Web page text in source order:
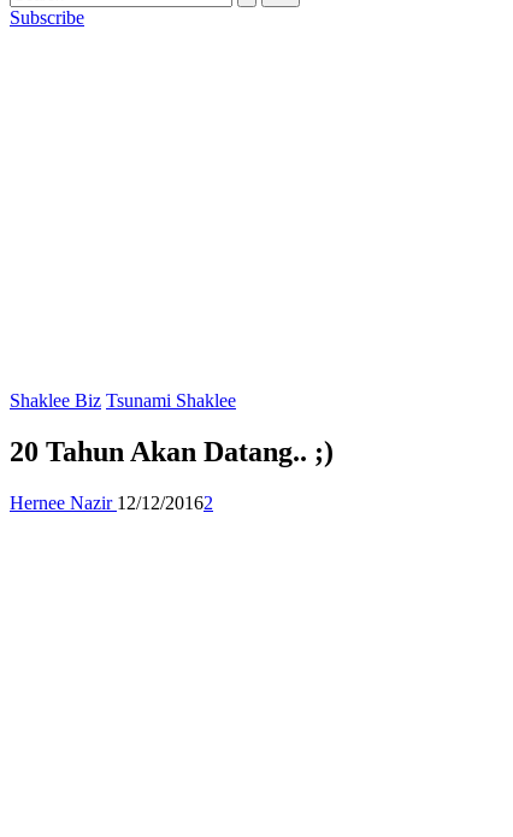
Subscribe
Posted
Shaklee Biz Tsunami Shaklee
20 Tahun Akan Datang.. ;)
Posted
Hernee Nazir 12/12/20162